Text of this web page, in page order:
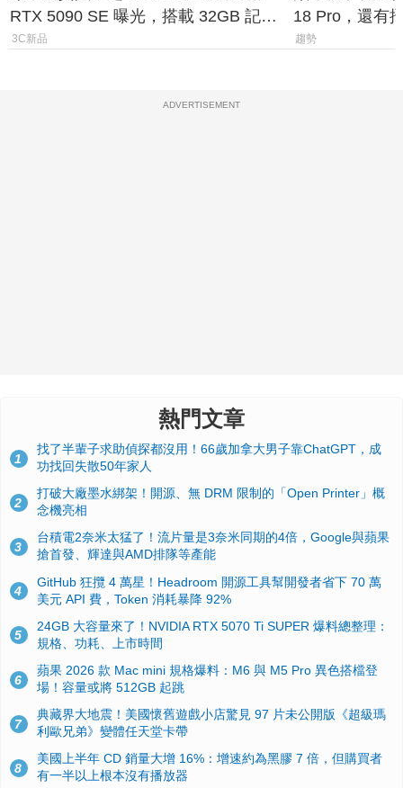
RTX 5090 SE 曝光，搭載 32GB 記憶
體
3C新品
18 Pro，還有
測一次看
趨勢
ADVERTISEMENT
熱門文章
1
找了半輩子求助偵探都沒用！66歲加拿大男子靠ChatGPT，成
功找回失散50年家人
2
打破大廠墨水綁架！開源、無 DRM 限制的「Open Printer」概
念機亮相
3
台積電2奈米太猛了！流片量是3奈米同期的4倍，Google與蘋果
搶首發、輝達與AMD排隊等產能
4
GitHub 狂攬 4 萬星！Headroom 開源工具幫開發者省下 70 萬
美元 API 費，Token 消耗暴降 92%
5
24GB 大容量來了！NVIDIA RTX 5070 Ti SUPER 爆料總整理：
規格、功耗、上市時間
6
蘋果 2026 款 Mac mini 規格爆料：M6 與 M5 Pro 異色搭檔登
場！容量或將 512GB 起跳
7
典藏界大地震！美國懷舊遊戲小店驚見 97 片未公開版《超級瑪
利歐兄弟》變體任天堂卡帶
8
美國上半年 CD 銷量大增 16%：增速約為黑膠 7 倍，但購買者
有一半以上根本沒有播放器